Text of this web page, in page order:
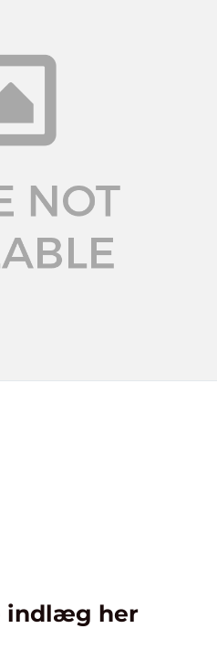
indlæg her